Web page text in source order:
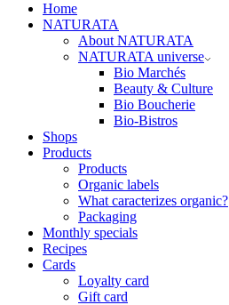
Home
NATURATA
About NATURATA
NATURATA universe
Bio Marchés
Beauty & Culture
Bio Boucherie
Bio-Bistros
Shops
Products
Products
Organic labels
What caracterizes organic?
Packaging
Monthly specials
Recipes
Cards
Loyalty card
Gift card